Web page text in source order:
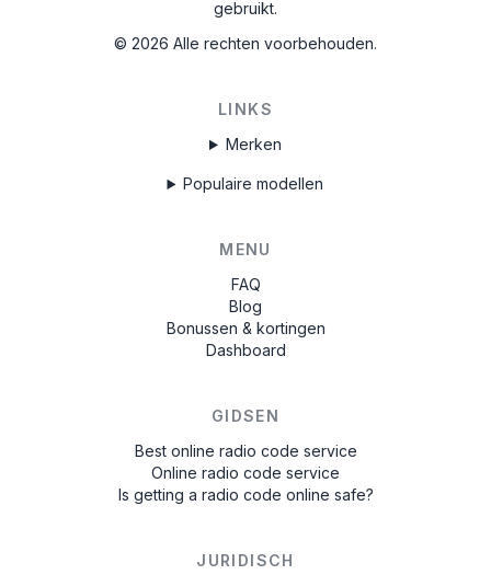
gebruikt.
© 2026 Alle rechten voorbehouden.
LINKS
Merken
Populaire modellen
MENU
FAQ
Blog
Bonussen & kortingen
Dashboard
GIDSEN
Best online radio code service
Online radio code service
Is getting a radio code online safe?
JURIDISCH